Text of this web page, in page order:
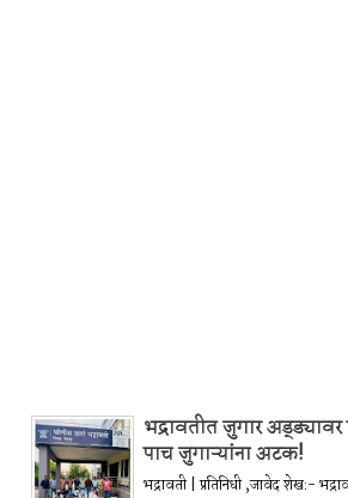
भद्रावतीत जुगार अड्ड्यावर
पाच जुगाऱ्यांना अटक!
भद्रावती | प्रतिनिधी ,जावेद शेख:-